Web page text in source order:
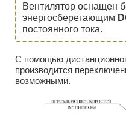
Вентилятор оснащен
энергосберегающим
постоянного тока.
С помощью
производится
возможными.